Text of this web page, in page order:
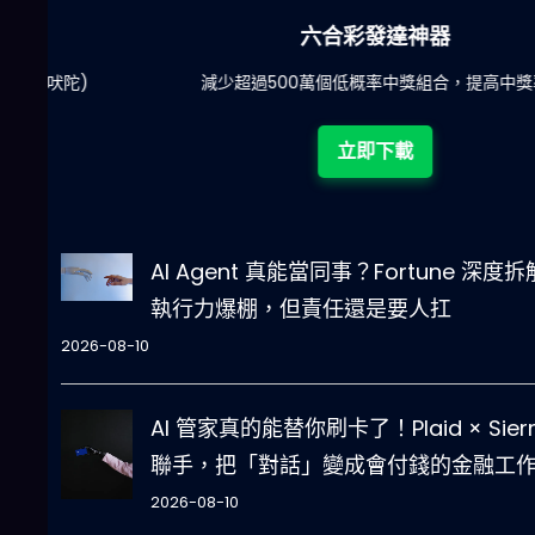
六合彩發達神器
減少超過500萬個低概率中獎組合，提高中獎率
立即下載
AI Agent 真能當同事？Fortune 深度拆
執行力爆棚，但責任還是要人扛
2026-08-10
AI 管家真的能替你刷卡了！Plaid ×
聯手，把「對話」變成會付錢的金融工
2026-08-10